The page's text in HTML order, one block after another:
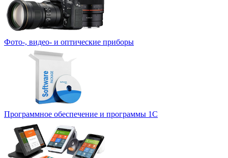
Фото-, видео- и оптические приборы
Программное обеспечение и программы 1С